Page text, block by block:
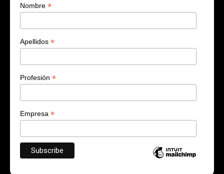
Nombre *
Apellidos *
Profesión *
Empresa *